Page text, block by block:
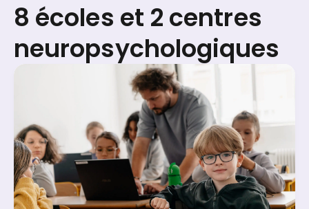
8 écoles et 2 centres
neuropsychologiques